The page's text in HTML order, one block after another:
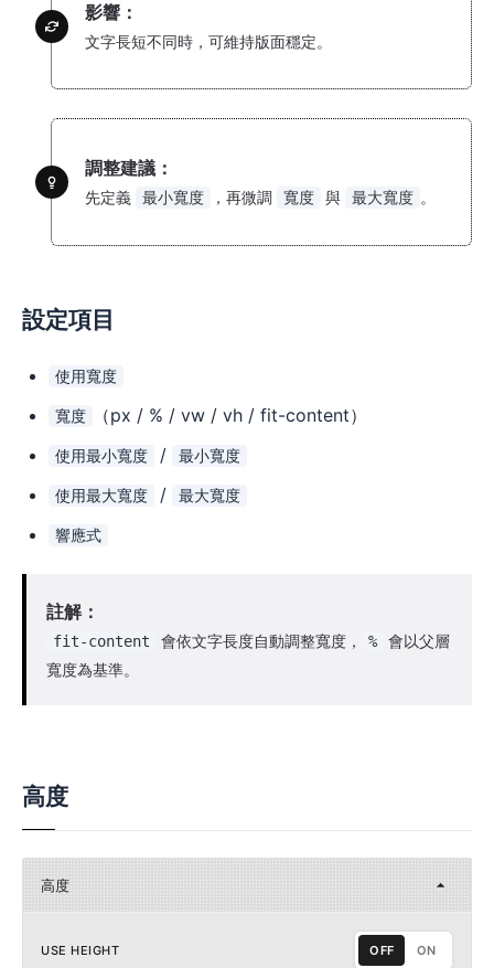
影響：
文字長短不同時，可維持版面穩定。
調整建議：
先定義 最小寬度 ，再微調 寬度 與 最大寬度 。
設定項目
使用寬度
寬度 （px / % / vw / vh / fit-content）
使用最小寬度 / 最小寬度
使用最大寬度 / 最大寬度
響應式
註解：
fit-content 會依文字長度自動調整寬度， %
會以父層
寬度為基準。
高度
高度
USE HEIGHT OFF ON